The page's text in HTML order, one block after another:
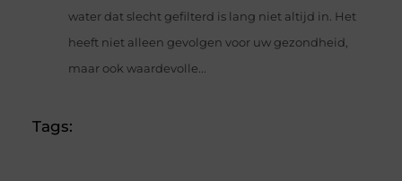
water dat slecht gefilterd is lang niet altijd in. Het
heeft niet alleen gevolgen voor uw gezondheid,
maar ook waardevolle...
Tags: